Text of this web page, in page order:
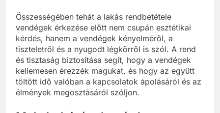
Összességében tehát a lakás rendbetétele
vendégek érkezése előtt nem csupán esztétikai
kérdés, hanem a vendégek kényelméről, a
tiszteletről és a nyugodt légkörről is szól. A rend
és tisztaság biztosítása segít, hogy a vendégek
kellemesen érezzék magukat, és hogy az együtt
töltött idő valóban a kapcsolatok ápolásáról és az
élmények megosztásáról szóljon.